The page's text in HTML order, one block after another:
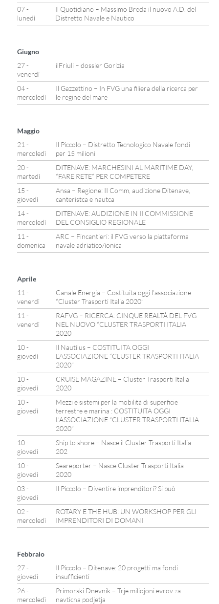
07 -
lunedì
Il Quotidiano – Massimo Breda il nuovo A.D. del
Distretto Navale e Nautico
Giugno
27 -
venerdì
ilFriuli – dossier Gorizia
04 -
mercoledì
Il Gazzettino – In FVG una filiera della ricerca per
le regine del mare
Maggio
21 -
mercoledì
Il Piccolo – Distretto Tecnologico Navale fondi
per 15 milioni
20 -
martedì
DITENAVE: MARCHESINI AL MARITIME DAY,
“FARE RETE” PER COMPETERE
15 -
giovedì
Ansa – Regione: II Comm, audizione Ditenave,
canteristca e nautca
14 -
mercoledì
DITENAVE: AUDIZIONE IN II COMMISSIONE
DEL CONSIGLIO REGIONALE
11 -
domenica
ARC – Fincantieri: il FVG verso la piattaforma
navale adriatico/ionica
Aprile
11 -
venerdì
Canale Energia – Costituita oggi l’associazione
“Cluster Trasporti Italia 2020”
11 -
venerdì
RAFVG – RICERCA: CINQUE REALTÀ DEL FVG
NEL NUOVO “CLUSTER TRASPORTI ITALIA
2020
10 -
giovedì
Il Nautilus – COSTITUITA OGGI
L’ASSOCIAZIONE “CLUSTER TRASPORTI ITALIA
2020”
10 -
giovedì
CRUISE MAGAZINE – Cluster Trasporti Italia
2020
10 -
giovedì
Mezzi e sistemi per la mobilità di superficie
terrestre e marina : COSTITUITA OGGI
L’ASSOCIAZIONE “CLUSTER TRASPORTI ITALIA
2020”
10 -
giovedì
Ship to shore – Nasce il Cluster Trasporti Italia
202
10 -
giovedì
Seareporter – Nasce Cluster Trasporti Italia
2020
03 -
giovedì
Il Piccolo – Diventire imprenditori? Si può
02 -
mercoledì
ROTARY E THE HUB: UN WORKSHOP PER GLI
IMPRENDITORI DI DOMANI
Febbraio
27 -
giovedì
Il Piccolo – Ditenave: 20 progetti ma fondi
insufficienti
26 -
mercoledì
Primorski Dnevnik – Trje miliojoni evrov za
navticna podjetja